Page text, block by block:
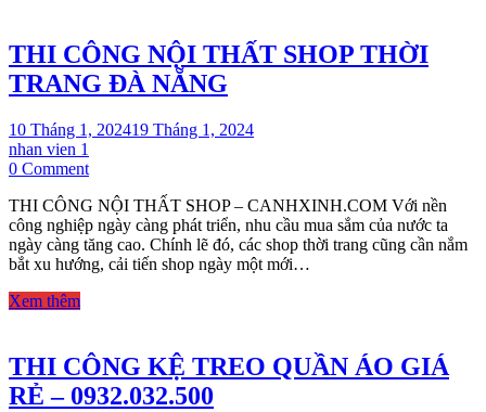
THI CÔNG NỘI THẤT SHOP THỜI
TRANG ĐÀ NẴNG
10 Tháng 1, 202419 Tháng 1, 2024
nhan vien 1
0 Commenton
CÔNG
NỘI
THẤT
SHOP
THI CÔNG NỘI THẤT SHOP – CANHXINH.COM Với nền
công nghiệp ngày càng phát triển, nhu cầu mua sắm của nước ta
ngày càng tăng cao. Chính lẽ đó, các shop thời trang cũng cần nắm
bắt xu hướng, cải tiến shop ngày một mới…
Xem thêm
THI CÔNG KỆ TREO QUẦN ÁO GIÁ
RẺ – 0932.032.500